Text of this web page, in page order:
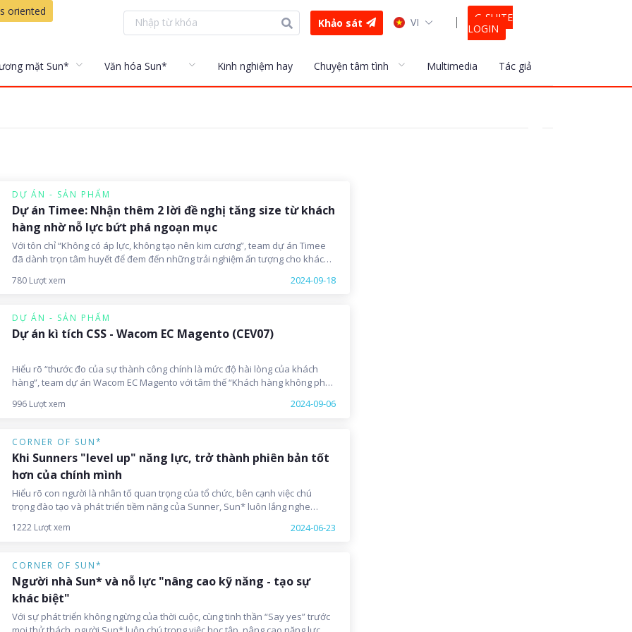
oriented
Khảo sát
VI
G-SUITE
LOGIN
mặt Sun* Văn hóa Sun* Kinh nghiệm hay Chuyện tâm tình Multimedia Tác giả
DỰ ÁN - SẢN PHẨM
Dự án Timee: Nhận thêm 2 lời đề nghị tăng size từ khách
hàng nhờ nỗ lực bứt phá ngoạn mục
Với tôn chỉ “Không có áp lực, không tạo nên kim cương”, team dự án Timee
đã dành trọn tâm huyết để đem đến những trải nghiệm ấn tượng cho khách
khách hàng.
780 Lượt xem 2024-09-18
DỰ ÁN - SẢN PHẨM
Dự án kì tích CSS - Wacom EC Magento (CEV07)
Hiểu rõ “thước đo của sự thành công chính là mức độ hài lòng của khách
hàng”, team dự án Wacom EC Magento với tâm thế “Khách hàng không phải
khách hàng, từ đó từng bước gặt hái "trái ngọt" tuyệt vời khi trở thành dự án
996 Lượt xem 2024-09-06
CORNER OF SUN*
Khi Sunners "level up" năng lực, trở thành phiên bản tốt
hơn của chính mình
Hiểu rõ con người là nhân tố quan trọng của tổ chức, bên cạnh việc chú
trọng đào tạo và phát triển tiềm năng của Sunner, Sun* luôn lắng nghe
việc đưa ra định hướng phát triển và phương pháp đào tạo năng lực phù
1222 Lượt xem 2024-06-23
CORNER OF SUN*
Người nhà Sun* và nỗ lực "nâng cao kỹ năng - tạo sự
khác biệt"
Với sự phát triển không ngừng của thời cuộc, cùng tinh thần “Say yes” trước